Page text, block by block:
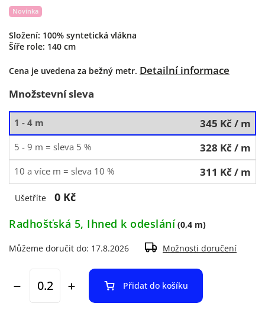
Složení: 100% syntetická vlákna
Šíře role: 140 cm
Cena je uvedena za bežný metr. Detailní informace
Novinka
Množstevní sleva
1 - 4 m 345 Kč/ m
5 - 9 m = sleva 5 % 328 Kč/ m
10 a více m = sleva 10 % 311 Kč/ m
Ušetříte
0 Kč
Radhošťská 5, Ihned k odeslání (0,4 m)
Můžeme doručit do: 17.8.2026 Možnosti doručení
Přidat do košíku